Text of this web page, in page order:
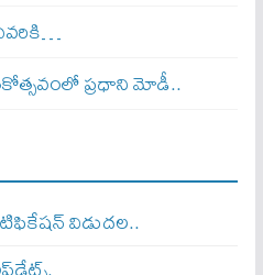
ప్రధాని మోడీ..
విడుదల..